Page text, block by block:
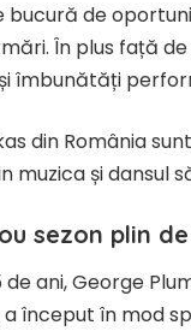
bucură de
În plus față
îmbunătăți
din România
muzica și dansul
sezon plin
de ani, George
a început în mod